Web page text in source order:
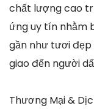
chất lượng cao
ứng uy tín nhằm
gần như tươi
giao đến người
Thương Mại &